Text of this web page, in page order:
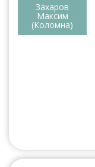
Захаров
Максим
(Коломна)